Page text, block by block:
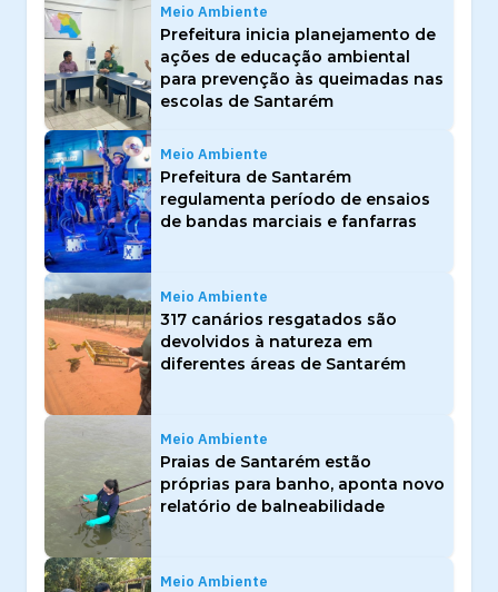
Meio Ambiente
Prefeitura inicia planejamento de
ações de educação ambiental
para prevenção às queimadas nas
escolas de Santarém
Meio Ambiente
Prefeitura de Santarém
regulamenta período de ensaios
de bandas marciais e fanfarras
Meio Ambiente
317 canários resgatados são
devolvidos à natureza em
diferentes áreas de Santarém
Meio Ambiente
Praias de Santarém estão
próprias para banho, aponta novo
relatório de balneabilidade
Meio Ambiente